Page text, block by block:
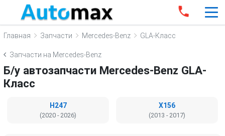
Главная Запчасти Mercedes-Benz GLA-Класс
Запчасти на Mercedes-Benz
Б/у автозапчасти Mercedes-Benz GLA-
Класс
H247
(2020 - 2026)
X156
(2013 - 2017)